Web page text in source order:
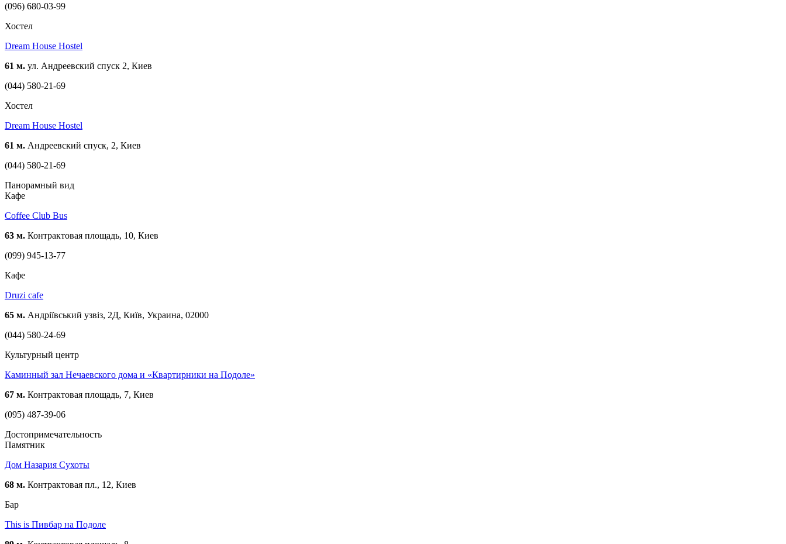
(096) 680-03-99
Хостел
Dream House Hostel
61 м. ул. Андреевский спуск 2, Киев
(044) 580-21-69
Хостел
Dream House Hostel
61 м. Андреевский спуск, 2, Киев
(044) 580-21-69
Панорамный вид
Кафе
Coffee Club Bus
63 м. Контрактовая площадь, 10, Киев
(099) 945-13-77
Кафе
Druzi cafe
65 м. Андріївський узвіз, 2Д, Київ, Украина, 02000
(044) 580-24-69
Культурный центр
Каминный зал Нечаевского дома и «Квартирники на Подоле»
67 м. Контрактовая площадь, 7, Киев
(095) 487-39-06
Достопримечательность
Памятник
Дом Назария Сухоты
68 м. Контрактовая пл., 12, Киев
Бар
This is Пивбар на Подоле